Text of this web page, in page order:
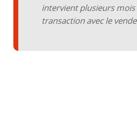
intervient plusieurs mois
transaction avec le